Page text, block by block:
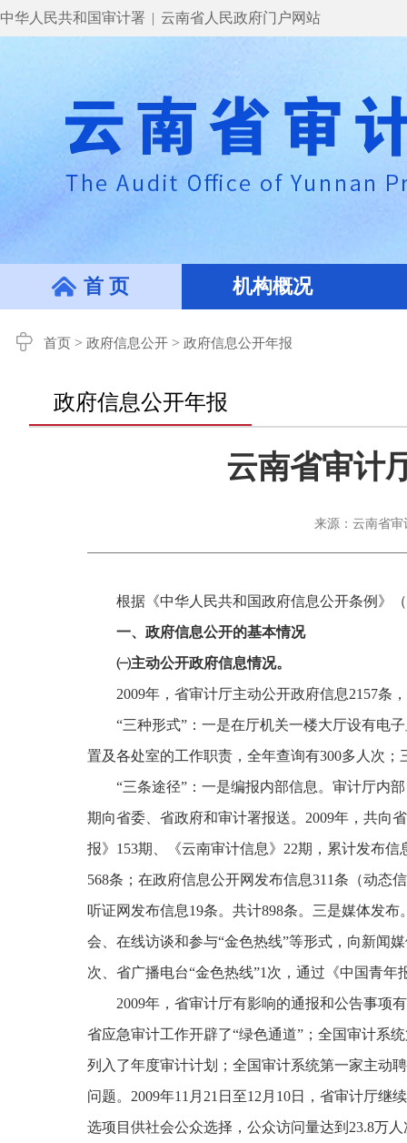
中华人民共和国审计署 | 云南省人民政府门户网站
首 页 机构概况
首页 > 政府信息公开 > 政府信息公开年报
政府信息公开年报
云南省审计
来源：云南省
根据《中华人民共和国政府信息公开条例》
一、政府信息公开的基本情况
㈠主动公开政府信息情况。
2009年，省审计厅主动公开政府信息2157条
“三种形式”：一是在厅机关一楼大厅设有电
置及各处室的工作职责，全年查询有300多人次；
“三条途径”：一是编报内部信息。审计厅内
期向省委、省政府和审计署报送。 2009年，共向
报》 153期、《云南审计信息》 22期，累计发布信
568条； 在政府信息公开网发布信息311条（动态
听证网发布信息19条。共计898条。三是媒体发布
会、在线访谈和参与“金色热线”等形式，向新闻
次、省广播电台“金色热线”1 次，通过《中国青年
2009年，省审计厅有影响的通报和公告事项
省应急审计工作开辟了“绿色通道”；全国审计系
列入了年度审计计划；全国审计系统第一家主动
问题。 2009年11 月 21 日 至12 月 10日
，省审计厅继
选项目供社会公众选择，公众访问量达到 23.8万人